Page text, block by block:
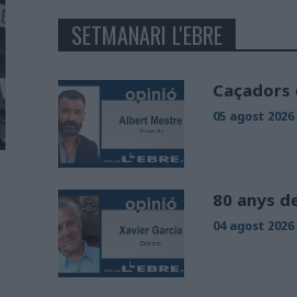
SETMANARI L'EBRE
Caçadors
05 agost 2026
80 anys
04 agost 2026